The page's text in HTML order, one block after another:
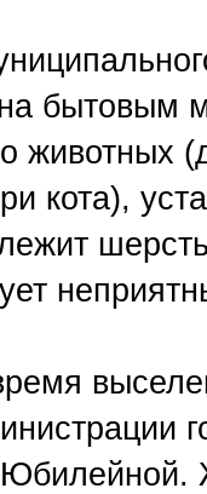
бытовым
животных
кота),